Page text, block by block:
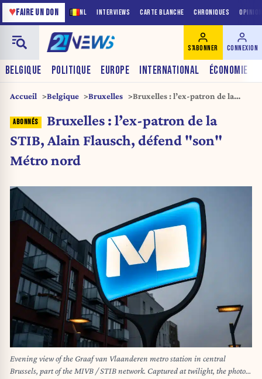
NL INTERVIEWS CARTE BLANCHE CHRONIQUES
♥FAIRE UN DON
BELGIQUE POLITIQUE EUROPE INTERNATIONAL ÉCONOMIE
S'ABONNER CONNEXION
Accueil Belgique Bruxelles
Bruxelles : l’ex-patron de la
« son » Métro nord
Bruxelles : l’ex-patron de la
STIB, Alain Flausch, défend "son"
Métro nord
Evening view of the Graaf van Vlaanderen metro station in central
Brussels, part of the MIVB / STIB network. Captured at twilight, the photo